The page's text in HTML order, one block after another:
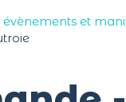
évènements et